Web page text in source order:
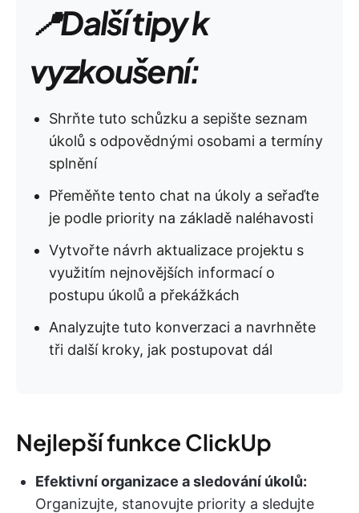
📍Další tipy k
vyzkoušení:
Shrňte tuto schůzku a sepište seznam
úkolů s odpovědnými osobami a termíny
splnění
Přeměňte tento chat na úkoly a seřaďte
je podle priority na základě naléhavosti
Vytvořte návrh aktualizace projektu s
využitím nejnovějších informací o
postupu úkolů a překážkách
Analyzujte tuto konverzaci a navrhněte
tři další kroky, jak postupovat dál
Nejlepší funkce ClickUp
Efektivní organizace a sledování úkolů:
Organizujte, stanovujte priority a sledujte